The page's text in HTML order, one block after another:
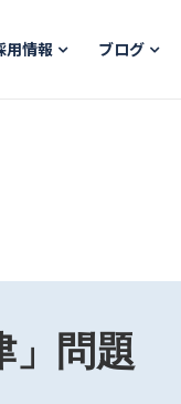
用情報 ブログ
」問題